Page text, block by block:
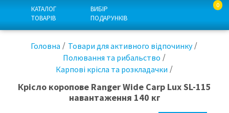
КАТАЛОГ
ТОВАРІВ
ВИБІР
ПОДАРУНКІВ
0
Головна
Товари для активного відпочинку
Полювання та рибальство
Карпові крісла та розкладачки
Крiсло коропове Ranger Wide Carp Lux SL-115
навантаження 140 кг